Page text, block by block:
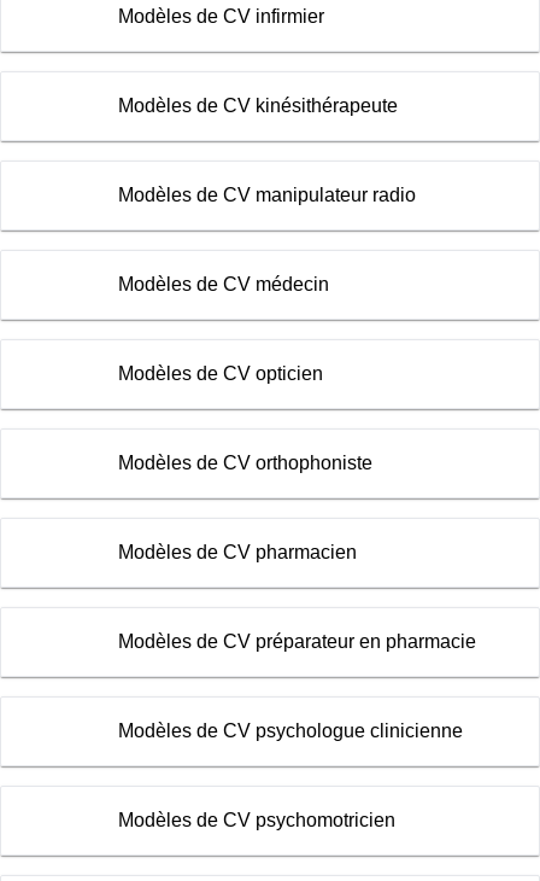
Modèles de CV infirmier
Modèles de CV kinésithérapeute
Modèles de CV manipulateur radio
Modèles de CV médecin
Modèles de CV opticien
Modèles de CV orthophoniste
Modèles de CV pharmacien
Modèles de CV préparateur en pharmacie
Modèles de CV psychologue clinicienne
Modèles de CV psychomotricien